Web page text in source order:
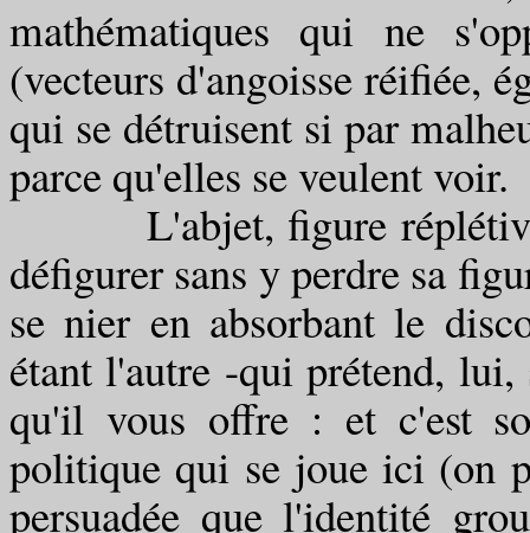
mathématiques qui ne
(vecteurs d'angoisse réifiée,
qui se détruisent si par
parce qu'elles se veulent voir.
L'abjet, figure réplétive
défigurer sans y perdre sa
se nier en absorbant le
étant l'autre -qui prétend,
qu'il vous offre : et c'est
politique qui se joue ici (on
persuadée que l'identité